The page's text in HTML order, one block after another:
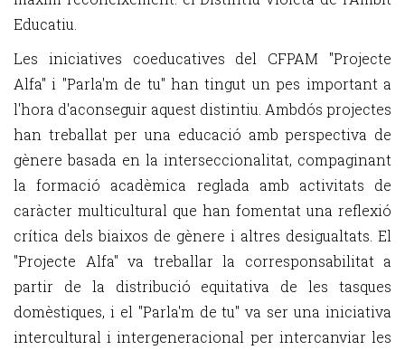
Educatiu.
Les iniciatives coeducatives del CFPAM "Projecte
Alfa" i "Parla'm de tu" han tingut un pes important a
l'hora d'aconseguir aquest distintiu. Ambdós projectes
han treballat per una educació amb perspectiva de
gènere basada en la interseccionalitat, compaginant
la formació acadèmica reglada amb activitats de
caràcter multicultural que han fomentat una reflexió
crítica dels biaixos de gènere i altres desigualtats. El
"Projecte Alfa" va treballar la corresponsabilitat a
partir de la distribució equitativa de les tasques
domèstiques, i el "Parla'm de tu" va ser una iniciativa
intercultural i intergeneracional per intercanviar les